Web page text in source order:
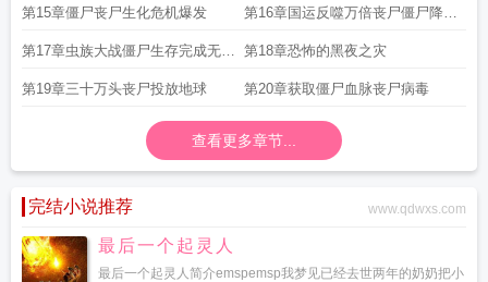
第15章僵尸丧尸生化危机爆发 第16章国运反噬万倍丧尸僵尸降临
地球
第17章虫族大战僵尸生存完成无双
割草
第18章恐怖的黑夜之灾
第19章三十万头丧尸投放地球 第20章获取僵尸血脉丧尸病毒
查看更多章节...
完结小说推荐 www.qdwxs.com
最后一个起灵人
最后一个起灵人简介emspemsp我梦见已经去世两年的奶奶把小